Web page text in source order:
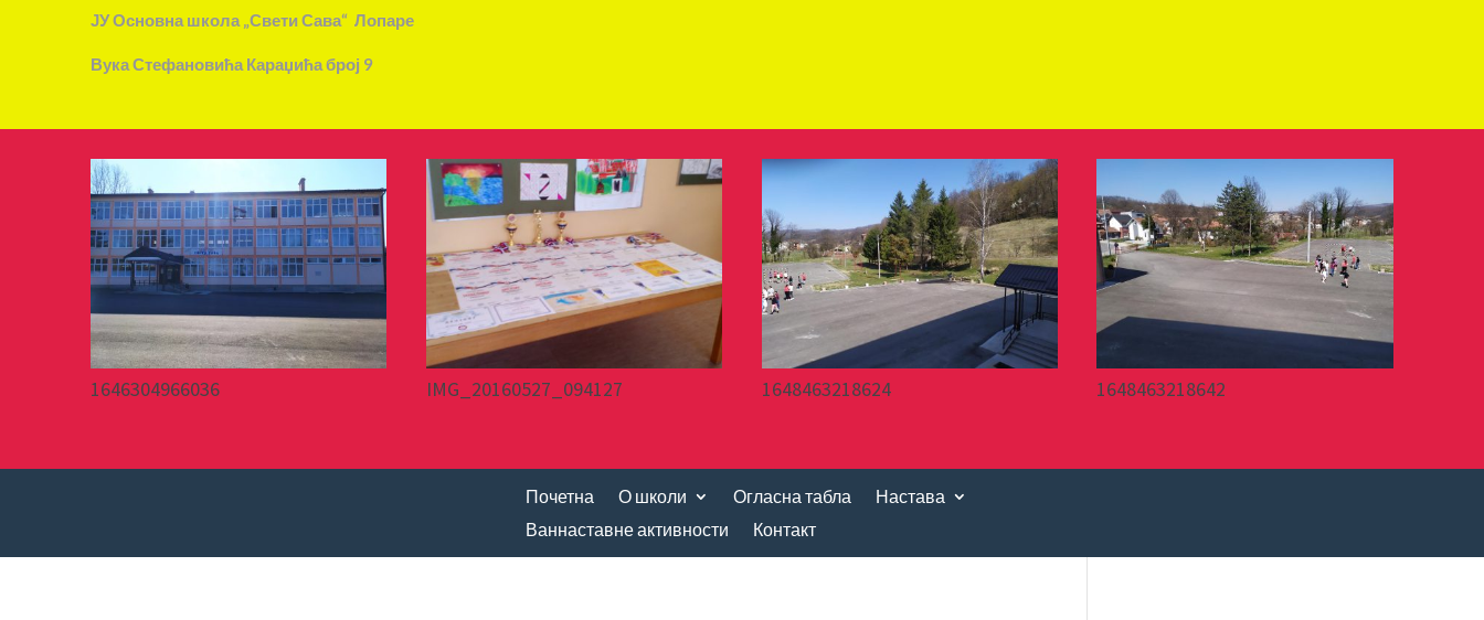
ЈУ Основна школа „Свети Сава“ Лопаре
Вука Стефановића Караџића број 9
1646304966036 IMG_20160527_094127 1648463218624 1648463218642
Почетна О школи Огласна табла
Настава
Ваннаставне активности
Контакт